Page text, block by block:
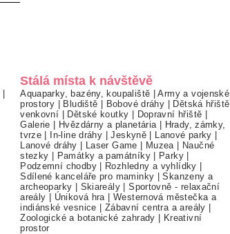
Stálá místa k návštěvě
Aquaparky, bazény, koupaliště |Army a vojenské
prostory
Bludiště Bobové dráhy
Dětská hřiště
venkovní
Dětské koutky Dopravní hřiště
Galerie
Hvězdárny a planetária
Hrady, zámky,
tvrze
In-line dráhy |Jeskyně Lanové parky
Lanové dráhy
Laser Game Muzea
Naučné
stezky
Památky a památníky| Parky
Podzemní chodby| Rozhledny a vyhlídky
Sdílené kanceláře pro maminky |Skanzeny a
archeoparky
Skiareály |Sportovně - relaxační
areály
Úniková hra |Westernová městečka a
indiánské vesnice
Zábavní centra a areály
Zoologické a botanické zahrady
Kreativní
prostor